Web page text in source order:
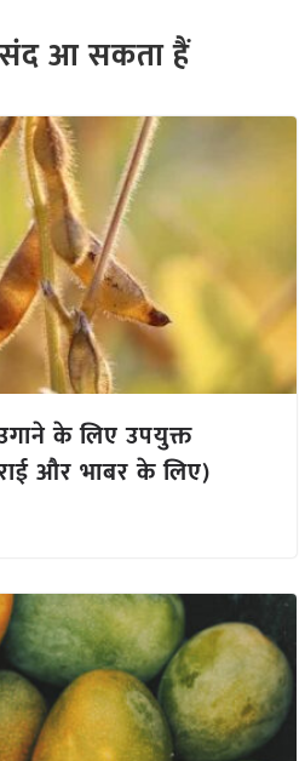
आ सकता हैं
के लिए उपयुक्त
और भाबर के लिए)